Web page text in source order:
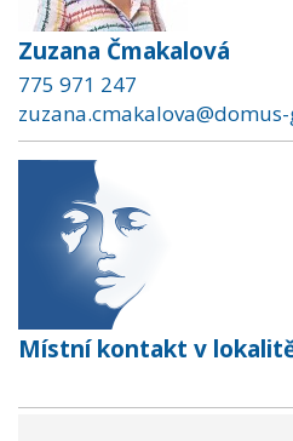
Zuzana Čmakalová
775 971 247
Místní kontakt v